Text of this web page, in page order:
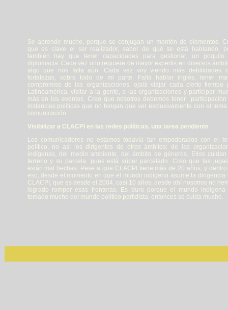
Se aprende mucho, porque se conjugan un montón de elementos.
que es clave el ser realizador, saber de qué se está hablando,
también hay que tener capacidades para gestionar, un poquito
diplomacia. Cada vez uno requiere de mayor expertis en diversos
algo que nos falta aún. Cada vez voy viendo más debilidades
fortalezas, sobre todo de mi parte. Falta hablar inglés, tener
compromiso de las organizaciones, ojalá viajar cada cierto tiempo
Latinoamérica, visitar a la gente, a las organizaciones y participar
más en los eventos. Creo que nosotros debemos tener participación
instancias políticas que no tengan que ver exclusivamente con el
comunicación.
Visibilizar a CLACPI en las redes políticas, una tarea pendiente
Los comunicadores no estamos todavía tan empoderados con el
político, no así los dirigentes de otros ámbitos: de las
indígenas, del medio ambiente, del ámbito de géneros. Ellos
terreno y su parcela, pues está súper parcelado. Creo que las
están mal hechas. Pese a que CLACPI tiene más de 20 años, y
eso, desde el momento en que el mundo indígena asume la dirigencia
CLACPI, que es desde el 2004, casi 10 años, desde ahí nosotros no
logrado romper esas fronteras. Es duro porque el mundo indígena
tomado mucho del mundo político partidista, entonces se cuida mucho.